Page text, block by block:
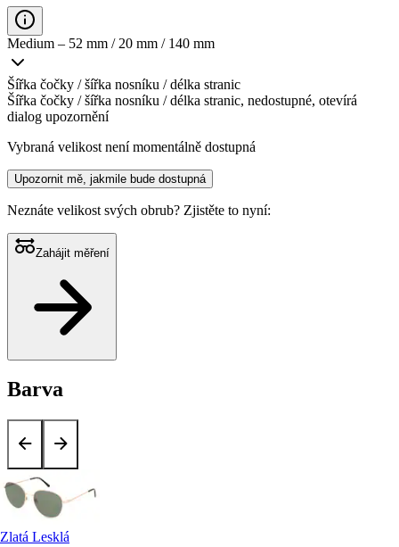
Medium – 52 mm / 20 mm / 140 mm
Šířka čočky / šířka nosníku / délka stranic
Šířka čočky / šířka nosníku / délka stranic, nedostupné, otevírá
dialog upozornění
Vybraná velikost není momentálně dostupná
Upozornit mě, jakmile bude dostupná
Neznáte velikost svých obrub? Zjistěte to nyní:
Zahájit měření
Barva
Zlatá Lesklá